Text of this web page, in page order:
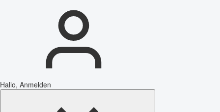
Hallo, Anmelden